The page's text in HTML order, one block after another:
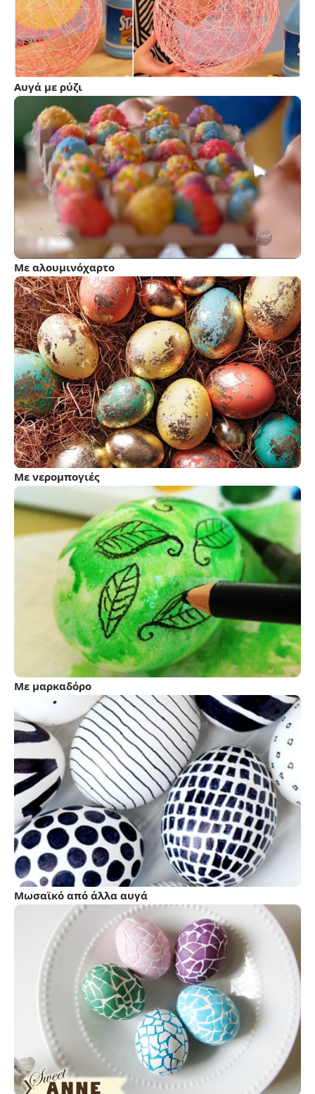
Αυγά με ρύζι
Με αλουμινόχαρτο
Με νερομπογιές
Με μαρκαδόρο
Μωσαϊκό από άλλα αυγά